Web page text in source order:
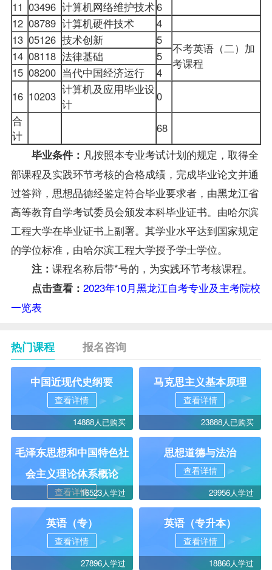
11 03496 计算机网络维护技术6
12 08789 计算机硬件技术
4
13 05126 技术创新 5
不考英语（二）加
考课程
14 08118 法律基础
5
15 08200 当代中国经济运行
4
16 10203 计算机及应用毕业设
计
0
合
计
68
毕业条件： 凡按照本专业考试计划的规定，取得全
部课程及实践环节考核的合格成绩，完成毕业论文并通
过答辩，思想品德经鉴定符合毕业要求者，由黑龙江省
高等教育自学考试委员会颁发本科毕业证书。由哈尔滨
工程大学在毕业证书上副署。其学业水平达到国家规定
的学位标准，由哈尔滨工程大学授予学士学位。
注： 课程名称后带*号的，为实践环节考核课程。
点击查看： 2023年10月黑龙江自考专业及主考院校
一览表
热门课程 报名咨询
中国近现代史纲要
查看详情
14888人已购买
马克思主义基本原理
查看详情
23888人已购买
毛泽东思想和中国特色社
会主义理论体系概论
查看详情16523人学过
思想道德与法治
查看详情
29956人学过
英语（专）
查看详情
27896人学过
英语（专升本）
查看详情
18866人学过